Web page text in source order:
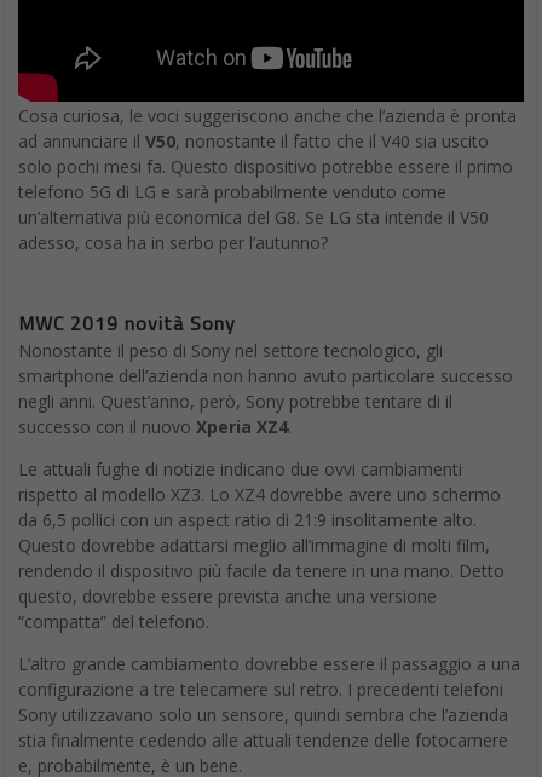
Cosa curiosa, le voci suggeriscono anche che l’azienda è pronta
ad annunciare il V50, nonostante il fatto che il V40 sia uscito
solo pochi mesi fa. Questo dispositivo potrebbe essere il primo
telefono 5G di LG e sarà probabilmente venduto come
un’alternativa più economica del G8. Se LG sta intende il V50
adesso, cosa ha in serbo per l’autunno?
MWC 2019 novità Sony
Nonostante il peso di Sony nel settore tecnologico, gli
smartphone dell’azienda non hanno avuto particolare successo
negli anni. Quest’anno, però, Sony potrebbe tentare di il
successo con il nuovo Xperia XZ4.
Le attuali fughe di notizie indicano due ovvi cambiamenti
rispetto al modello XZ3. Lo XZ4 dovrebbe avere uno schermo
da 6,5 pollici con un aspect ratio di 21:9 insolitamente alto.
Questo dovrebbe adattarsi meglio all’immagine di molti film,
rendendo il dispositivo più facile da tenere in una mano. Detto
questo, dovrebbe essere prevista anche una versione
“compatta” del telefono.
L’altro grande cambiamento dovrebbe essere il passaggio a una
configurazione a tre telecamere sul retro. I precedenti telefoni
Sony utilizzavano solo un sensore, quindi sembra che l’azienda
stia finalmente cedendo alle attuali tendenze delle fotocamere
e, probabilmente, è un bene.